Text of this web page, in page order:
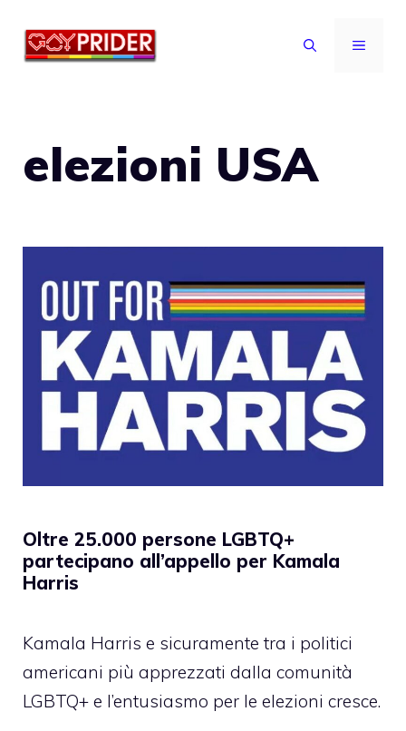
MENU
elezioni USA
Oltre 25.000 persone LGBTQ+
partecipano all’appello per Kamala
Harris
Kamala Harris e sicuramente tra i politici
americani più apprezzati dalla comunità
LGBTQ+ e l’entusiasmo per le elezioni cresce.